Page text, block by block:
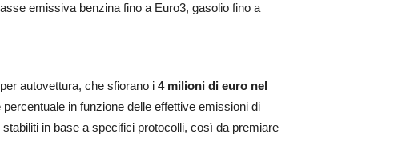
emissiva benzina fino a Euro3, gasolio fino a
per autovettura, che sfiorano i 4 milioni di euro nel
in funzione delle effettive emissioni di
in base a specifici protocolli, così da premiare